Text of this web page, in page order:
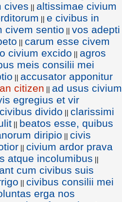
cives || altissimae civium
|| e civibus in
civem sentio || vos adepti
|| carum esse civem
civium excido || agros
meis consilii mei
|| accusator apponitur
citizen || ad usus civium
egregius et vir
divido || clarissimi
|| beatos esse, quibus
diripio || civis
|| civium ardor prava
atque incolumibus ||
cum civibus suis
|| civibus consilii mei
erga nos